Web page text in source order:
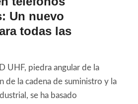
Un nuevo
todas las
UHF, piedra angular de la
de la cadena de suministro y la
se ha basado